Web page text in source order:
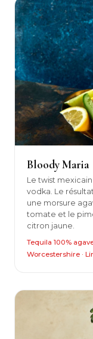
Bloody Maria
Le twist
vodka. Le
une morsure
tomate et le
citron jaune.
Tequila 100%
Worcestershire ·